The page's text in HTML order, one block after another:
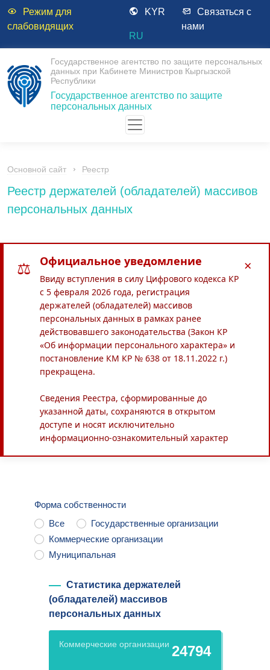
Режим для
слабовидящих
KYR
RU
Связаться с
нами
Государственное агентство по защите персональных
данных при Кабинете Министров Кыргызской
Республики
Государственное агентство по защите
персональных данных
Основной сайт Реестр
Реестр держателей (обладателей) массивов
персональных данных
⚖ Официальное уведомление
Ввиду вступления в силу Цифрового кодекса КР
с 5 февраля 2026 года, регистрация
держателей (обладателей) массивов
персональных данных в рамках ранее
действовавшего законодательства (Закон КР
«Об информации персонального характера» и
постановление КМ КР № 638 от 18.11.2022 г.)
прекращена.
Сведения Реестра, сформированные до
указанной даты, сохраняются в открытом
доступе и носят исключительно
информационно-ознакомительный характер
×
Форма собственности
Все
Государственные организации
Коммерческие организации
Муниципальная
Статистика держателей
(обладателей) массивов
персональных данных
Коммерческие организации 24794